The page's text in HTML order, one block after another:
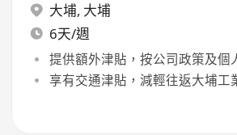
大埔, 大埔
6天/週
提供額外津貼，按公司政策及個
享有交通津貼，減輕往返大埔工